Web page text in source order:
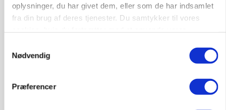
oplysninger, du har givet dem, eller som de har indsamlet
fra din brug af deres tjenester. Du samtykker til vores
Nødvendig
Præferencer
GRISE